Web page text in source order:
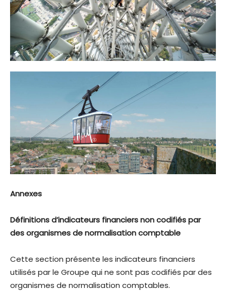
Annexes
Définitions d’indicateurs financiers non codifiés par
des organismes de normalisation comptable
Cette section présente les indicateurs financiers
utilisés par le Groupe qui ne sont pas codifiés par des
organismes de normalisation comptables.